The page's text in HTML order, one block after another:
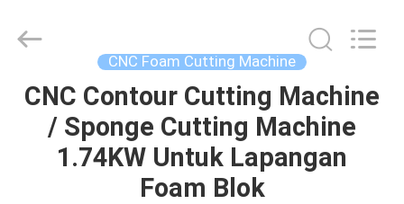
RUMAH
PRODUK
equipment
Reserved.
CNC Foam Cutting Machine
CNC Contour Cutting Machine
/ Sponge Cutting Machine
1.74KW Untuk Lapangan
Foam Blok